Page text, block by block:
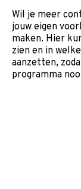
Wil je meer
jouw eigen
maken. Hier
zien en in
aanzetten,
programma